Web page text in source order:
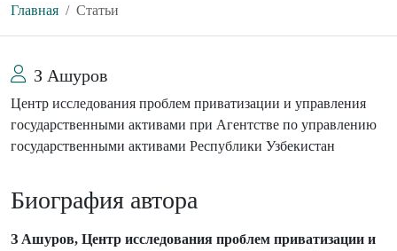
Главная Статьи
З Ашуров
Центр исследования проблем приватизации и управления
государственными активами при Агентстве по управлению
государственными активами Республики Узбекистан
Биография автора
З Ашуров, Центр исследования проблем приватизации и